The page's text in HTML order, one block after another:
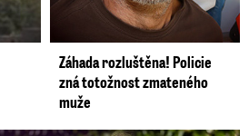
Záhada rozluštěna! Policie
zná totožnost zmateného
muže